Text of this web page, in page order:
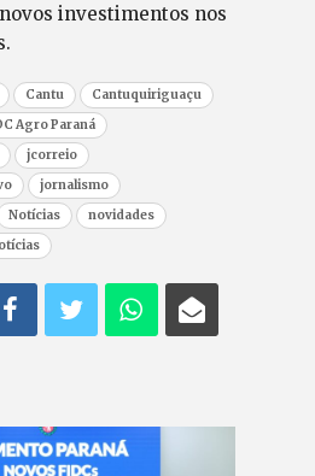
investimentos nos
Cantu
Cantuquiriguaçu
Agro Paraná
jcorreio
jornalismo
Notícias
novidades